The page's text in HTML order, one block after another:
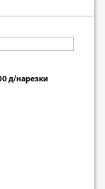
д/нарезки